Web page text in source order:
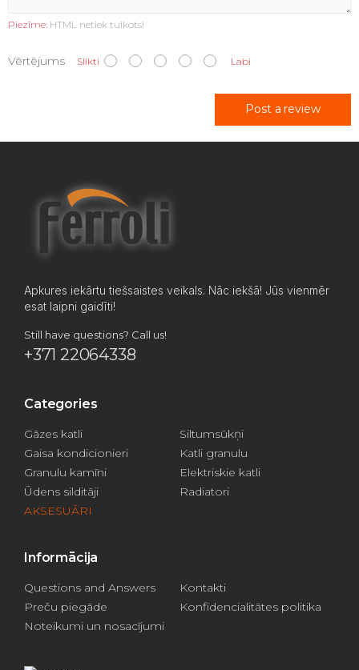
Piezīme: HTML netiek tulkots!
Vērtējums Slikti Labi
Post a review
Apkures iekārtu tiešsaistes veikals. Nāc iekšā! Jūs vienmēr
esat laipni gaidīti!
Still have questions? Call us!
+371 22064338
Categories
Gāzes katli
Siltumsūkņi
Gaisa kondicionieri
Katli granulu
Granulu kamīni
Elektriskie katli
Ūdens silditāji
Radiatori
AKSESUĀRI
Informācija
Questions and Answers
Kontakti
Preču piegāde
Konfidencialitātes politika
Noteikumi un nosacījumi